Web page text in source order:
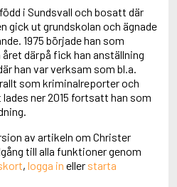
i Sundsvall och bosatt där
gick ut grundskolan och ägnade
1975 började han som
därpå fick han anställning
han var verksam som bl.a.
som kriminalreporter och
ner 2015 fortsatt han som
av artikeln om Christer
till alla funktioner genom
, logga in eller starta